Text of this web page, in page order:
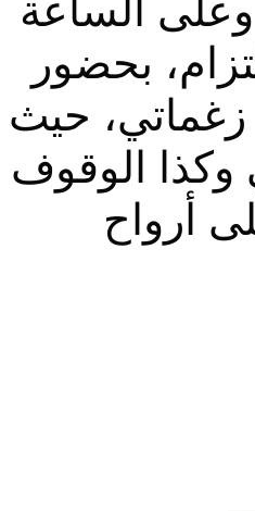
كل سنة وعلى الساعة
بحضور
زغماتي، حيث
وكذا الوقوف
أرواح